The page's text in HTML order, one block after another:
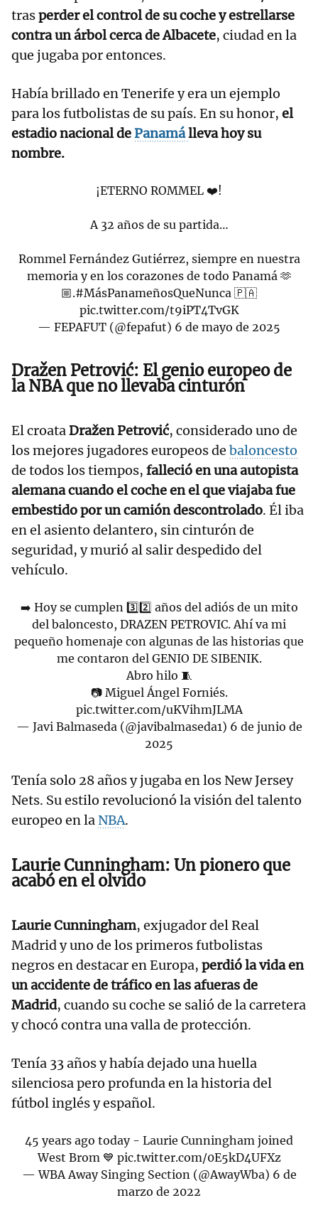
trasperder el control de su coche y estrellarse
contra un árbol cerca de Albacete, ciudad en la
que jugaba por entonces.
Había brillado en Tenerife y era un ejemplo
para los futbolistas de su país. En su honor, el
estadio nacional dePanamálleva hoy su
nombre.
¡ETERNO ROMMEL ❤️!
A 32 años de su partida…
Rommel Fernández Gutiérrez, siempre en nuestra
memoria y en los corazones de todo Panamá 🫶
🏼.#MásPanameñosQueNunca 🇵🇦
pic.twitter.com/t9iPT4TvGK
— FEPAFUT (@fepafut) 6 de mayo de 2025
Dražen Petrović: El genio europeo de
la NBA que no llevaba cinturón
El croataDražen Petrović, considerado uno de
los mejores jugadores europeos de baloncesto
de todos los tiempos, falleció en una autopista
alemana cuando el coche en el que viajaba fue
embestido por un camión descontrolado. Él iba
en el asiento delantero, sin cinturón de
seguridad, y murió al salir despedido del
vehículo.
➡️ Hoy se cumplen 3️⃣2️⃣ años del adiós de un mito
del baloncesto, DRAZEN PETROVIC. Ahí va mi
pequeño homenaje con algunas de las historias que
me contaron del GENIO DE SIBENIK.
Abro hilo 🧵
📷 Miguel Ángel Forniés.
pic.twitter.com/uKVihmJLMA
— Javi Balmaseda (@javibalmaseda1) 6 de junio de
2025
Tenía solo 28 años y jugaba en los New Jersey
Nets. Su estilo revolucionó la visión del talento
europeo en la NBA.
Laurie Cunningham: Un pionero que
acabó en el olvido
Laurie Cunningham, exjugador del Real
Madrid y uno de los primeros futbolistas
negros en destacar en Europa, perdió la vida en
un accidente de tráfico en las afueras de
Madrid, cuando su coche se salió de la carretera
y chocó contra una valla de protección.
Tenía 33 años y había dejado una huella
silenciosa pero profunda en la historia del
fútbol inglés y español.
45 years ago today - Laurie Cunningham joined
West Brom 💙 pic.twitter.com/0E5kD4UFXz
— WBA Away Singing Section (@AwayWba) 6 de
marzo de 2022